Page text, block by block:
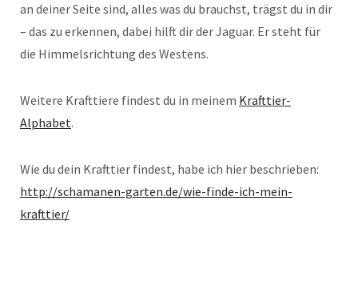
an deiner Seite sind, alles was du brauchst, trägst du in dir
– das zu erkennen, dabei hilft dir der Jaguar. Er steht für
die Himmelsrichtung des Westens.
Weitere Krafttiere findest du in meinem Krafttier-
Alphabet.
Wie du dein Krafttier findest, habe ich hier beschrieben:
http://schamanen-garten.de/wie-finde-ich-mein-
krafttier/